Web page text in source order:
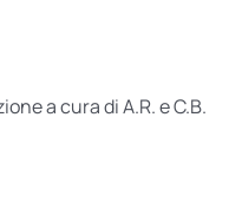
a cura di A.R. e C.B.